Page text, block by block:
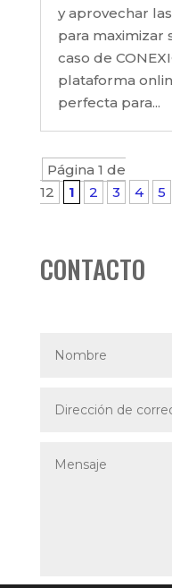
y aprovechar
para maximizar
caso de
plataforma
perfecta para...
Página 1 de
12
1 2 3 4 5
CONTACTO